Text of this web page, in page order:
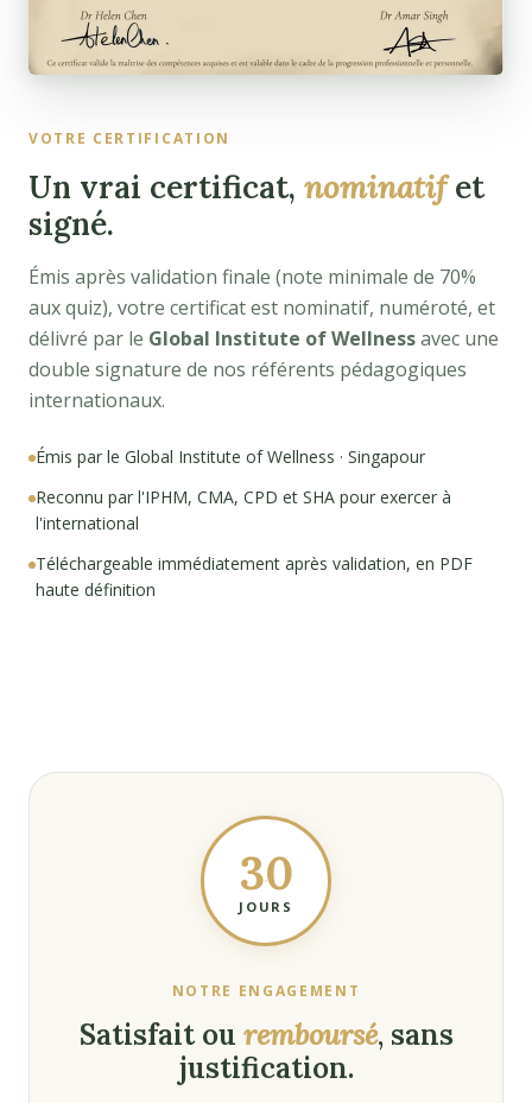
VOTRE CERTIFICATION
Un vrai certificat, nominatifet
signé.
Émis après validation finale (note minimale de 70%
aux quiz), votre certificat est nominatif, numéroté, et
délivré par le Global Institute of Wellnessavec une
double signature de nos référents pédagogiques
internationaux.
Émis par le Global Institute of Wellness · Singapour
Reconnu par l'IPHM, CMA, CPD et SHA pour exercer à
l'international
Téléchargeable immédiatement après validation, en PDF
haute définition
30
JOURS
NOTRE ENGAGEMENT
Satisfait ou remboursé, sans
justification.